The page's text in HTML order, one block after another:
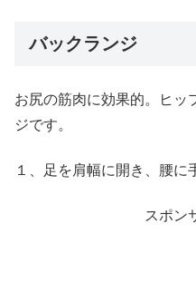
バックランジ
お尻の筋肉に効果的。ヒッ
ジです。
１、足を肩幅に開き、腰に
スポン